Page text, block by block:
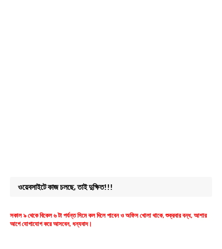
ওয়েবসাইটে কাজ চলছে, তাই দুক্ষিত!!!
সকাল ৯ থেকে বিকেল ৬ টা পর্যন্ত সিমে কল দিলে পাবেন ও অফিস খোলা থাকে, শুক্রবার বন্ধ, আশার
আগে যোগাযোগ করে আসবেন, ধন্যবাদ।